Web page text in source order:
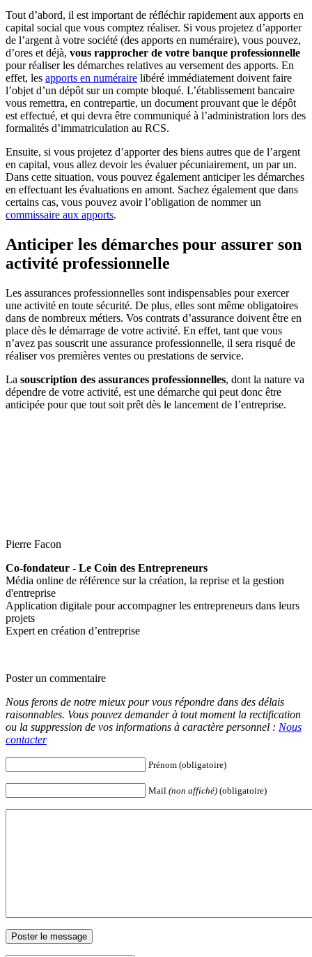
Tout d’abord, il est important de réfléchir rapidement aux apports en
capital social que vous comptez réaliser. Si vous projetez d’apporter
de l’argent à votre société (des apports en numéraire), vous pouvez,
d’ores et déjà, vous rapprocher de votre banque professionnelle
pour réaliser les démarches relatives au versement des apports. En
effet, les apports en numéraire libéré immédiatement doivent faire
l’objet d’un dépôt sur un compte bloqué. L’établissement bancaire
vous remettra, en contrepartie, un document prouvant que le dépôt
est effectué, et qui devra être communiqué à l’administration lors des
formalités d’immatriculation au RCS.
Ensuite, si vous projetez d’apporter des biens autres que de l’argent
en capital, vous allez devoir les évaluer pécuniairement, un par un.
Dans cette situation, vous pouvez également anticiper les démarches
en effectuant les évaluations en amont. Sachez également que dans
certains cas, vous pouvez avoir l’obligation de nommer un
commissaire aux apports.
Anticiper les démarches pour assurer son
activité professionnelle
Les assurances professionnelles sont indispensables pour exercer
une activité en toute sécurité. De plus, elles sont même obligatoires
dans de nombreux métiers. Vos contrats d’assurance doivent être en
place dès le démarrage de votre activité. En effet, tant que vous
n’avez pas souscrit une assurance professionnelle, il sera risqué de
réaliser vos premières ventes ou prestations de service.
La souscription des assurances professionnelles, dont la nature va
dépendre de votre activité, est une démarche qui peut donc être
anticipée pour que tout soit prêt dès le lancement de l’entreprise.
Pierre Facon
Co-fondateur - Le Coin des Entrepreneurs
Média online de référence sur la création, la reprise et la gestion
d'entreprise
Application digitale pour accompagner les entrepreneurs dans leurs
projets
Expert en création d’entreprise
Poster un commentaire
Nous ferons de notre mieux pour vous répondre dans des délais
raisonnables. Vous pouvez demander à tout moment la rectification
ou la suppression de vos informations à caractère personnel : Nous
contacter
Prénom (obligatoire)
Mail (non affiché) (obligatoire)